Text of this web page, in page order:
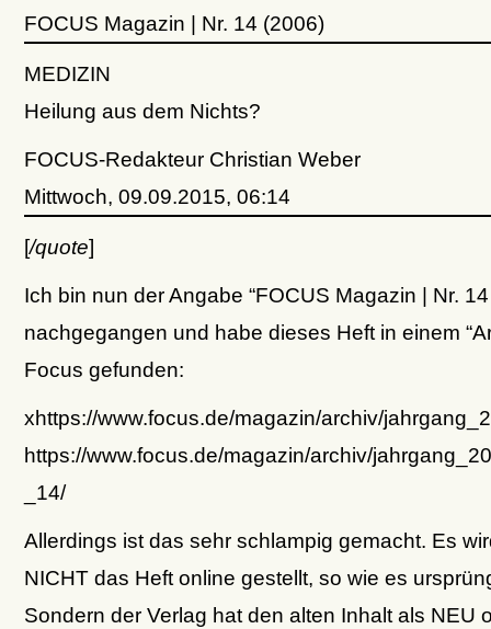
FOCUS Magazin | Nr. 14 (2006)
MEDIZIN
Heilung aus dem Nichts?
FOCUS-Redakteur Christian Weber
Mittwoch, 09.09.2015, 06:14
[/quote]
Ich bin nun der Angabe “FOCUS Magazin | Nr. 14
nachgegangen und habe dieses Heft in einem
Focus gefunden:
xhttps://www.focus.de/magazin/archiv/
https://www.focus.de/magazin/archiv/
_14/
Allerdings ist das sehr schlampig gemacht. Es
NICHT das Heft online gestellt, so wie es
Sondern der Verlag hat den alten Inhalt als NEU